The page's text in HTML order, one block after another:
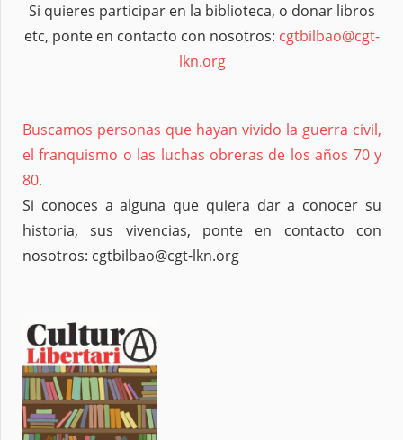
Si quieres participar en la biblioteca, o donar libros
etc, ponte en contacto con nosotros: cgtbilbao@cgt-
lkn.org
Buscamos personas que hayan vivido la guerra civil,
el franquismo o las luchas obreras de los años 70 y
80.
Si conoces a alguna que quiera dar a conocer su
historia, sus vivencias, ponte en contacto con
nosotros: cgtbilbao@cgt-lkn.org